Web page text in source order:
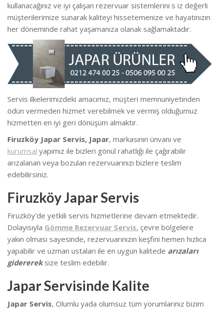
kullanacağınız ve iyi çalışan rezervuar sistemlerini s iz değerli
müşterilerimize sunarak kaliteyi hissetemenize ve hayatınızın
her döneminde rahat yaşamanıza olanak sağlamaktadır.
Servis ilkelerimizdeki amacımız, müşteri memnuniyetinden
ödün vermeden hizmet verebilmek ve vermiş olduğumuz
hizmetten en iyi geri dönüşüm almaktır.
Firuzköy Japar Servis, Japar, markasının ünvanı ve
kurumsal yapımız ile bizleri gönül rahatlığı ile çağırabilir
arızalanan veya bozulan rezervuarınızı bizlere teslim
edebilirsiniz.
Firuzköy Japar Servis
Firuzköy’de yetkili servis hizmetlerine devam etmektedir.
Dolayısıyla Gömme Rezervuar Servis, çevre bölgelere
yakın olması sayesinde, rezervuarınızın keşfini hemen hızlıca
yapabilir ve uzman ustaları ile en uygun kalitede arızaları
giderereksize teslim edebilir.
Japar Servisinde Kalite
Japar Servis, Olumlu yada olumsuz tüm yorumlarınız bizim